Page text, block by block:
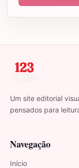
Um site editorial
pensados para
Navegação
Início